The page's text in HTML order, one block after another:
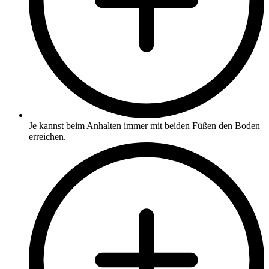
Je kannst beim Anhalten immer mit beiden Füßen den Boden
erreichen.